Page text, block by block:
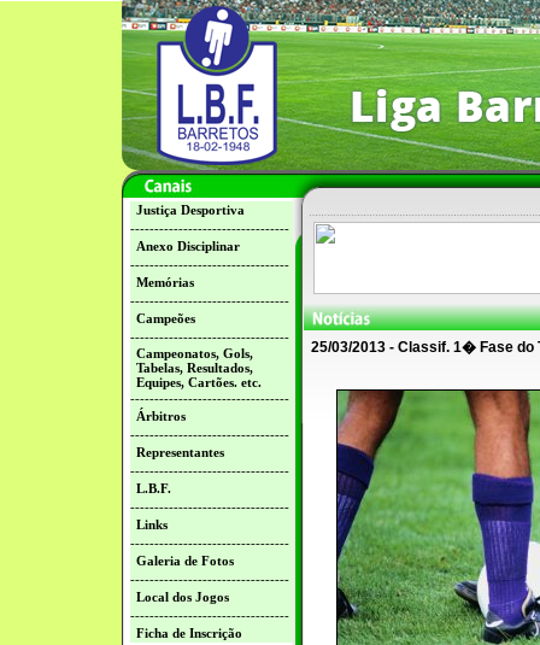
Justiça Desportiva
---------------------------------
Anexo Disciplinar
---------------------------------
Memórias
---------------------------------
Campeões
---------------------------------
Campeonatos, Gols,
Tabelas, Resultados,
Equipes, Cartões. etc.
---------------------------------
Árbitros
---------------------------------
Representantes
---------------------------------
L.B.F.
---------------------------------
Links
---------------------------------
Galeria de Fotos
---------------------------------
Local dos Jogos
---------------------------------
Ficha de Inscrição
25/03/2013 - Classif. 1� Fase do